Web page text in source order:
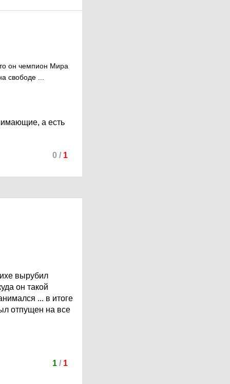
он чемпион Мира
свободе ...
а есть
0 / 1
вырубил
он такой
... в итоге
отпущен на все
1/ 1